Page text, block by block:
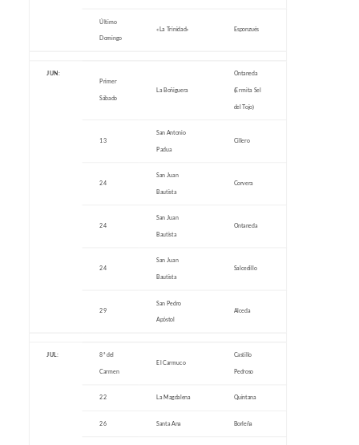
Último
Domingo
«La Trinidad» Esponzués
JUN:
Primer
Sábado
La Boñiguera
Ontaneda
(Ermita Sel
del Tojo)
13
San Antonio
Padua
Cillero
24
San Juan
Bautista
Corvera
24
San Juan
Bautista
Ontaneda
24
San Juan
Bautista
Salcedillo
29
San Pedro
Apóstol
Alceda
JUL: 8ª del
Carmen
El Carmuco
Castillo
Pedroso
22 La Magdalena Quintana
26 Santa Ana Borleña